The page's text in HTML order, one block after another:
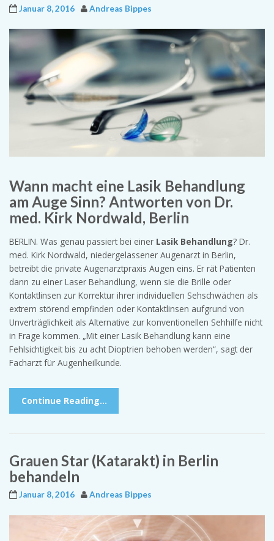
Januar 8, 2016 Andreas Bippes
Wann macht eine Lasik Behandlung
am Auge Sinn? Antworten von Dr.
med. Kirk Nordwald, Berlin
BERLIN. Was genau passiert bei einer Lasik Behandlung? Dr.
med. Kirk Nordwald, niedergelassener Augenarzt in Berlin,
betreibt die private Augenarztpraxis Augen eins. Er rät Patienten
dann zu einer Laser Behandlung, wenn sie die Brille oder
Kontaktlinsen zur Korrektur ihrer individuellen Sehschwächen als
extrem störend empfinden oder Kontaktlinsen aufgrund von
Unverträglichkeit als Alternative zur konventionellen Sehhilfe nicht
in Frage kommen. „Mit einer Lasik Behandlung kann eine
Fehlsichtigkeit bis zu acht Dioptrien behoben werden“, sagt der
Facharzt für Augenheilkunde.
Continue Reading…
Grauen Star (Katarakt) in Berlin
behandeln
Januar 8, 2016 Andreas Bippes